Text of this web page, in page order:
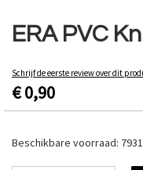
ERA PVC
Schrijf de eerste review over dit
€ 0,90
Beschikbare voorraad: 7931
naar
het
van
de
afbeeldingen-